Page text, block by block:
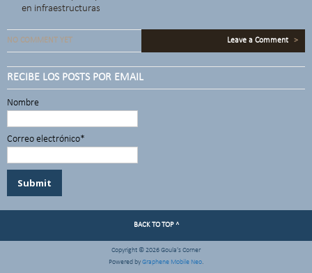
en infraestructuras
NO COMMENT YET Leave a Comment >
RECIBE LOS POSTS POR EMAIL
Nombre
Correo electrónico*
BACK TO TOP ^
Copyright © 2026 Goula's Corner
Powered byGraphene Mobile Neo.